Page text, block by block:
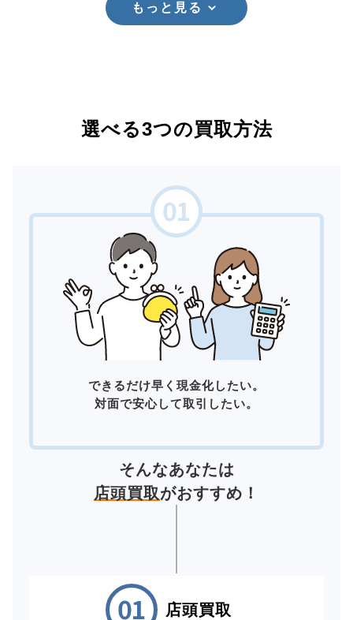
もっと見る
選べる3つの買取方法
できるだけ早く現金化したい。
対面で安心して取引したい。
そんなあなたは
店頭買取がおすすめ！
店頭買取